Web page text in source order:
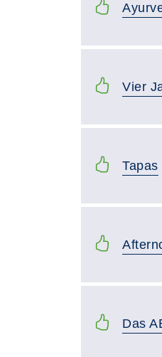
Vier
Tapas
Das